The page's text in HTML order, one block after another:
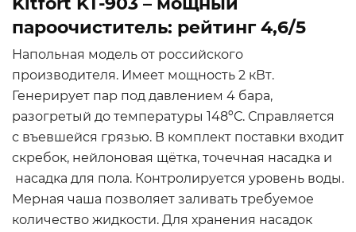
пароочиститель: рейтинг 4,6/5
Напольная модель от российского
производителя. Имеет мощность 2 кВт.
Генерирует пар под давлением 4 бара,
разогретый до температуры 148ºС. Справляется
с въевшейся грязью. В комплект поставки входит
скребок, нейлоновая щётка, точечная насадка и
насадка для пола. Контролируется уровень воды.
Мерная чаша позволяет заливать требуемое
количество жидкости. Для хранения насадок